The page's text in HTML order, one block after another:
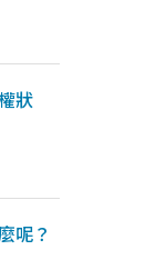
狀
呢？